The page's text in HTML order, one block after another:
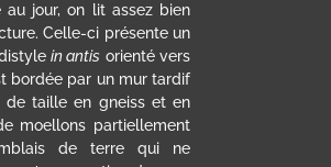
au jour, on lit assez bien
Celle-ci présente un
in antis orienté vers
bordée par un mur tardif
de taille en gneiss et en
moellons partiellement
de terre qui ne